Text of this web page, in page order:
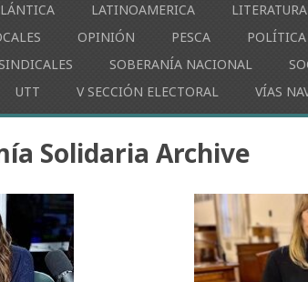
LATINOAMERICA LITERATURA
OPINIÓN PESCA POLÍTICA
SOBERANÍA NACIONAL
UTT V SECCIÓN ELECTORAL VÍAS
Solidaria Archive